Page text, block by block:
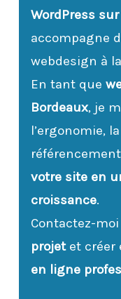
WordPress
accompagne
webdesign à
En tant que
Bordeaux, je
l’ergonomie,
votre site en
croissance.
Contactez-
projetet créer
en ligne